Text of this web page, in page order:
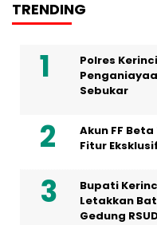
TRENDING
Polres
Sebukar
Akun FF
Fitur
Bupati
Letakkan
Gedung